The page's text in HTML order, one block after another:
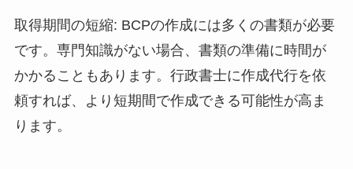
取得期間の短縮: BCPの作成には多くの書類が必要
です。専門知識がない場合、書類の準備に時間が
かかることもあります。行政書士に作成代行を依
頼すれば、より短期間で作成できる可能性が高ま
ります。